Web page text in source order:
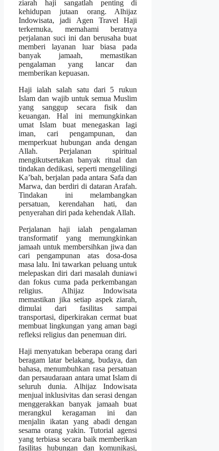
ziarah haji sangatlah penting di
kehidupan jutaan orang. Alhijaz
Indowisata, jadi Agen Travel Haji
terkemuka, memahami beratnya
perjalanan suci ini dan berusaha buat
memberi layanan luar biasa pada
banyak jamaah, memastikan
pengalaman yang lancar dan
memberikan kepuasan.
Haji ialah salah satu dari 5 rukun
Islam dan wajib untuk semua Muslim
yang sanggup secara fisik dan
keuangan. Hal ini memungkinkan
umat Islam buat menegaskan lagi
iman, cari pengampunan, dan
memperkuat hubungan anda dengan
Allah. Perjalanan spiritual
mengikutsertakan banyak ritual dan
tindakan dedikasi, seperti mengelilingi
Ka’bah, berjalan pada antara Safa dan
Marwa, dan berdiri di dataran Arafah.
Tindakan ini melambangkan
persatuan, kerendahan hati, dan
penyerahan diri pada kehendak Allah.
Perjalanan haji ialah pengalaman
transformatif yang memungkinkan
jamaah untuk membersihkan jiwa dan
cari pengampunan atas dosa-dosa
masa lalu. Ini tawarkan peluang untuk
melepaskan diri dari masalah duniawi
dan fokus cuma pada perkembangan
religius. Alhijaz Indowisata
memastikan jika setiap aspek ziarah,
dimulai dari fasilitas sampai
transportasi, diperkirakan cermat buat
membuat lingkungan yang aman bagi
refleksi religius dan penemuan diri.
Haji menyatukan beberapa orang dari
beragam latar belakang, budaya, dan
bahasa, menumbuhkan rasa persatuan
dan persaudaraan antara umat Islam di
seluruh dunia. Alhijaz Indowisata
menjual inklusivitas dan serasi dengan
menggerakkan banyak jamaah buat
merangkul keragaman ini dan
menjalin ikatan yang abadi dengan
sesama orang yakin. Tutorial agensi
yang terbiasa secara baik memberikan
fasilitas hubungan dan komunikasi,